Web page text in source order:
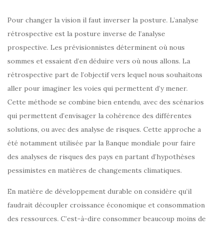
Pour changer la vision il faut inverser la posture. L’analyse
rétrospective est la posture inverse de l’analyse
prospective. Les prévisionnistes déterminent où nous
sommes et essaient d’en déduire vers où nous allons. La
rétrospective part de l’objectif vers lequel nous souhaitons
aller pour imaginer les voies qui permettent d’y mener.
Cette méthode se combine bien entendu, avec des scénarios
qui permettent d’envisager la cohérence des différentes
solutions, ou avec des analyse de risques. Cette approche a
été notamment utilisée par la Banque mondiale pour faire
des analyses de risques des pays en partant d’hypothèses
pessimistes en matières de changements climatiques.
En matière de développement durable on considère qu’il
faudrait découpler croissance économique et consommation
des ressources. C’est-à-dire consommer beaucoup moins de